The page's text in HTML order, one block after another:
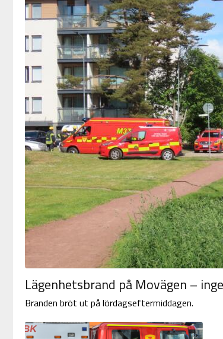
Lägenhetsbrand på Movägen –
Branden bröt ut på lördagseftermiddagen.